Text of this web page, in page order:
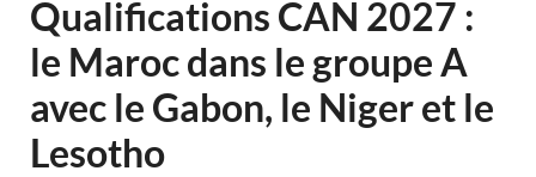
Qualifications CAN 2027 :
le Maroc dans le groupe A
avec le Gabon, le Niger et le
Lesotho